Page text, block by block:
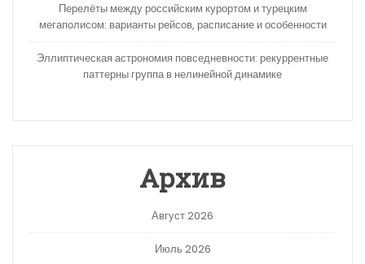
Перелёты между российским курортом и турецким
мегаполисом: варианты рейсов, расписание и особенности
Эллиптическая астрономия повседневности: рекуррентные
паттерны группа в нелинейной динамике
Архив
Август 2026
Июль 2026